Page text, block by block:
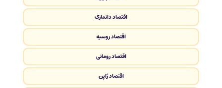
اقتصاد دانمارک
اقتصاد روسیه
اقتصاد رومانی
اقتصاد ژاپن